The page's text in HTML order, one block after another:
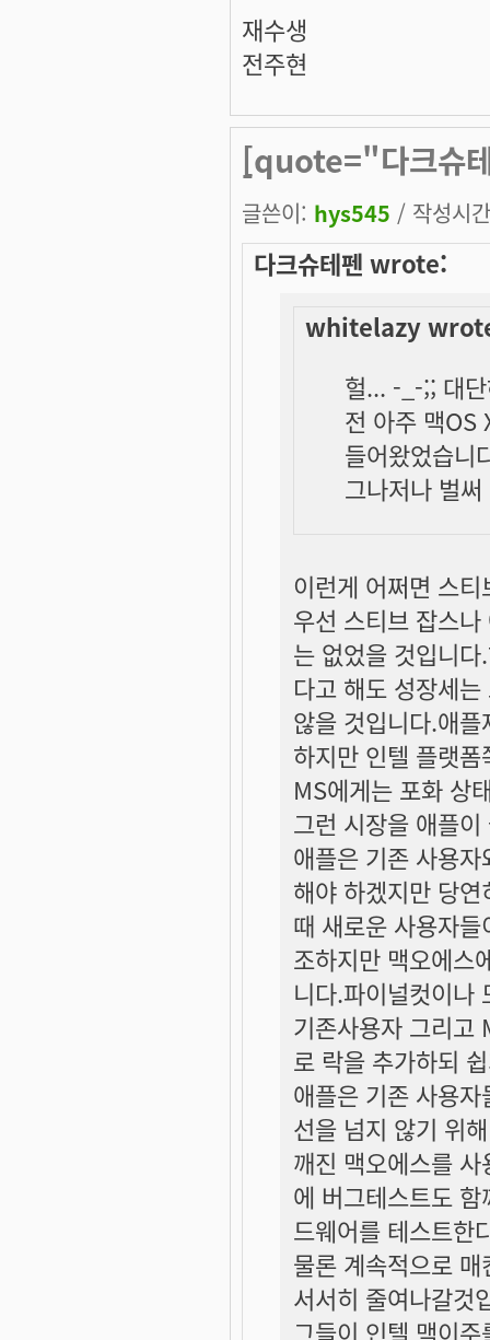
재수생
전주현
[quote="다크
-
글쓴이: hys545 / 작성시
다크슈테펜 wrote:
whitelazy
헐... -_-;; 대
전 아주 맥OS
들어왔었습니
그나저나 벌
이런게 어쩌면 스
우선 스티브 잡스
는 없었을 것입니
다고 해도 성장세
않을 것입니다.애
하지만 인텔 플랫
MS에게는 포화 상
그런 시장을 애플
애플은 기존 사용
해야 하겠지만 당
때 새로운 사용자
조하지만 맥오에스
니다.파이널컷이나
기존사용자 그리고
로 락을 추가하되
애플은 기존 사용
선을 넘지 않기 위
깨진 맥오에스를
에 버그테스트도
드웨어를 테스트한
물론 계속적으로
서서히 줄여나갈것
그들이 인텔 맥이